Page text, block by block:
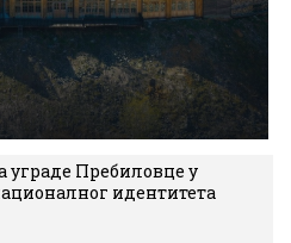
уграде Пребиловце у
идентитета